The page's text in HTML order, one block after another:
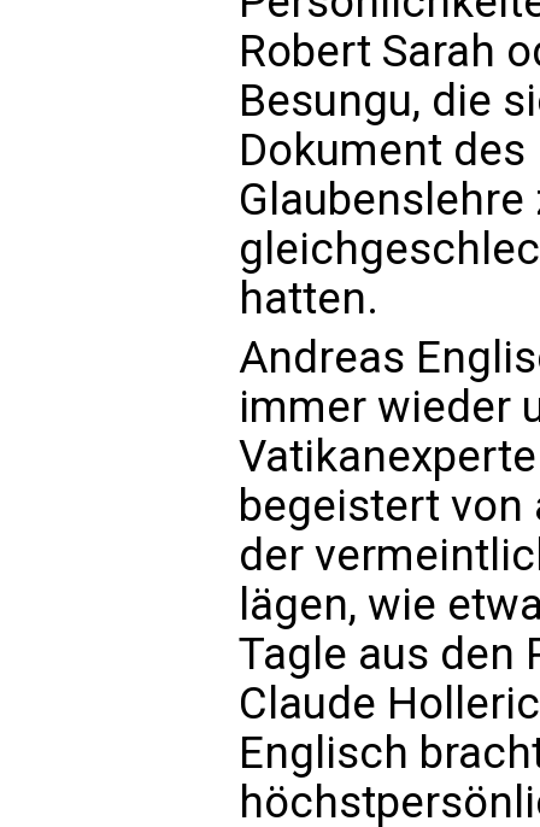
Robert Sarah
Besungu, die
Dokument
Glaubenslehre
hatten.
Andreas
immer wieder
begeistert von
der
lägen, wie
Tagle aus den
Claude
Englisch